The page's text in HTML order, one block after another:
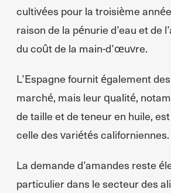
cultivées pour la troisième
raison de la pénurie d’eau et de
du coût de la main-d’œuvre.
L’Espagne fournit également
marché, mais leur qualité,
de taille et de teneur en huile,
celle des variétés californiennes.
La demande d’amandes reste
particulier dans le secteur des